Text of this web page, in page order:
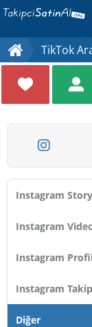
TikTok
Instagram
Instagram
Instagram
Instagram
Diğer